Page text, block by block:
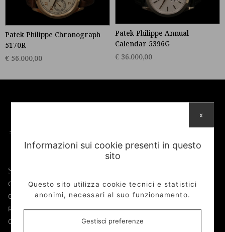
Patek Philippe Chronograph
5170R
€ 56.000,00
Patek Philippe Annual
Calendar 5396G
€ 36.000,00
Shop
Orologi
Gioelli
Rubber B
Oro
Chi siamo
Laboratorio
Per il sociale
Contatti
Informazioni sui cookie presenti in questo
sito
Questo sito utilizza cookie tecnici e statistici
anonimi, necessari al suo funzionamento.
Gestisci preferenze
x